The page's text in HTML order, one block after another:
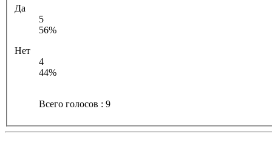
Да
5
56%
Нет
4
44%
Всего голосов : 9